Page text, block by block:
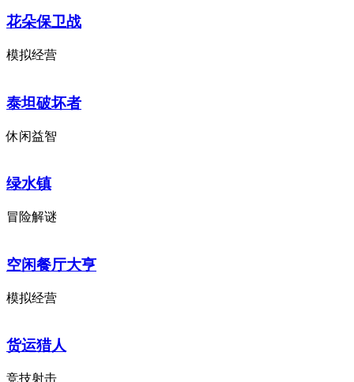
花朵保卫战
模拟经营
泰坦破坏者
休闲益智
绿水镇
冒险解谜
空闲餐厅大亨
模拟经营
货运猎人
竞技射击